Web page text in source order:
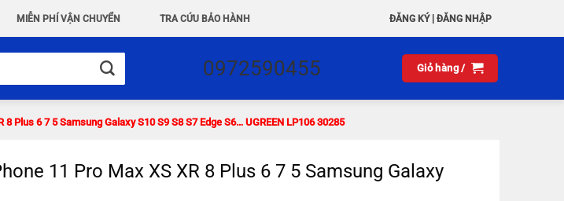
MIỄN PHÍ VẬN CHUYỂN TRA CỨU BẢO HÀNH ĐĂNG KÝ| ĐĂNG NHẬP
0972590455 Giỏ hàng /
6 7 5 Samsung Galaxy S10 S9 S8 S7 Edge S6… UGREEN LP106 30285
11 Pro Max XS XR 8 Plus 6 7 5 Samsung Galaxy